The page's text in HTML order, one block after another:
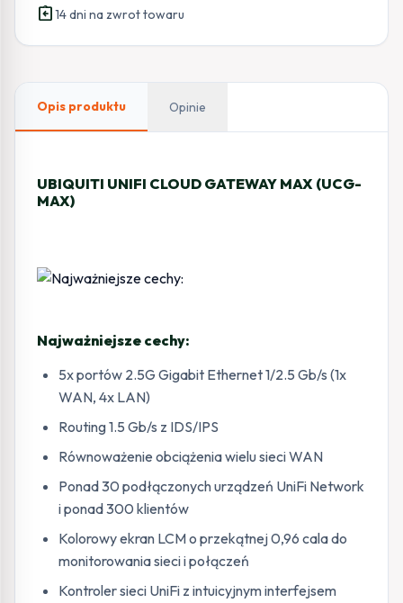
assignment_return14 dni na zwrot towaru
Opis produktu Opinie
UBIQUITI UNIFI CLOUD GATEWAY MAX (UCG-
MAX)
Najważniejsze cechy:
5x portów 2.5G Gigabit Ethernet 1/2.5 Gb/s (1x
WAN, 4x LAN)
Routing 1.5 Gb/s z IDS/IPS
Równoważenie obciążenia wielu sieci WAN
Ponad 30 podłączonych urządzeń UniFi Network
i ponad 300 klientów
Kolorowy ekran LCM o przekątnej 0,96 cala do
monitorowania sieci i połączeń
Kontroler sieci UniFi z intuicyjnym interfejsem